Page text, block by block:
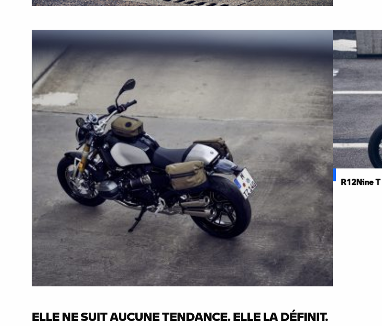
R12Nine T
ELLE NE SUIT AUCUNE TENDANCE. ELLE LA DÉFINIT.